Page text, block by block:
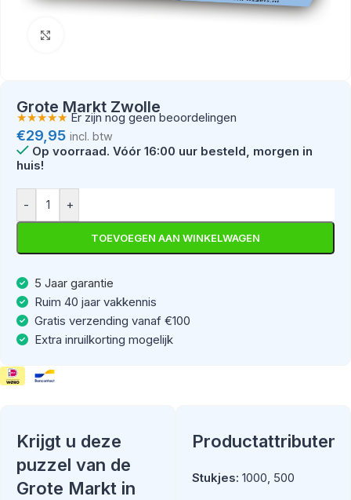
Grote Markt Zwolle
★★★★★Er zijn nog geen beoordelingen
€29,95 incl. btw
Op voorraad
- +
TOEVOEGEN AAN WINKELWAGEN
5 Jaar garantie
Ruim 40 jaar vakkennis
Gratis verzending vanaf €100
Extra inruilkorting mogelijk
Krijgt u deze
puzzel van de
Grote Markt in
Productattributen
Stukjes: 1000, 500